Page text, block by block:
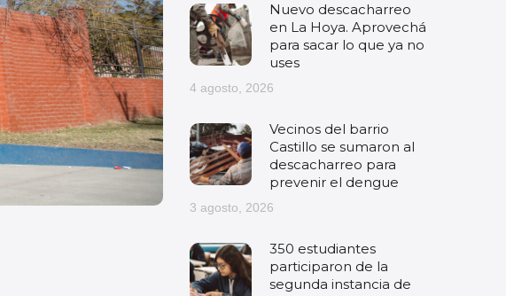
Nuevo descacharreo
en La Hoya. Aprovechá
para sacar lo que ya no
uses
4 agosto, 2026
Vecinos del barrio
Castillo se sumaron al
descacharreo para
prevenir el dengue
3 agosto, 2026
350 estudiantes
participaron de la
segunda instancia de